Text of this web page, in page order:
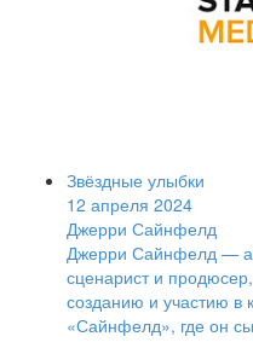
Звёздные улыбки
12 апреля 2024
Джерри Сайнфелд
Джерри Сайнфелд —
сценарист и
созданию и участию в
«Сайнфелд», где он